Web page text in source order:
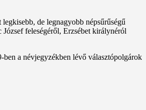
legkisebb, de legnagyobb népsűrűségű
József feleségéről, Erzsébet királynéról
ben a névjegyzékben lévő választópolgárok